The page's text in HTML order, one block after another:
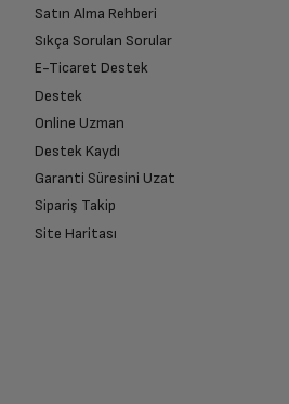
Satın Alma Rehberi
Sıkça Sorulan Sorular
E-Ticaret Destek
Destek
Online Uzman
Destek Kaydı
Garanti Süresini Uzat
Sipariş Takip
Site Haritası